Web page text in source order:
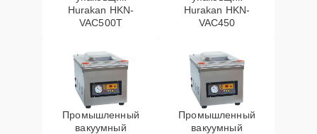
Hurakan HKN-
VAC500T
Hurakan HKN-
VAC450
Промышленный
вакуумный
Промышленный
вакуумный